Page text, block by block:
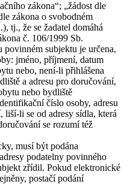
zákona“; „žádost dle
zákona o svobodném
tj., že se žadatel domáhá
č. 106/1999 Sb.
subjektu je určena,
jméno, příjmení, datum
nebo, není-li přihlášena
a adresu pro doručování,
nebo bydliště
číslo osoby, adresu
liší-li se od adresy sídla, která
se rozumí též
musí být podána
podatelny povinného
zřídil. Pokud elektronické
postačí podání